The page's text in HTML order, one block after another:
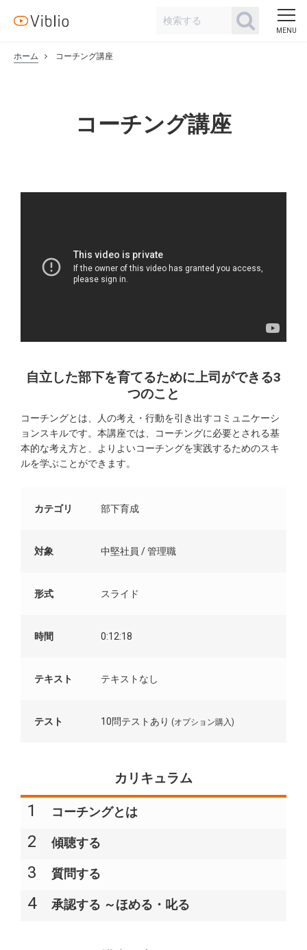
ホーム コーチング講座
コーチング講座
自立した部下を育てるために上司ができる3
つのこと
コーチングとは、人の考え・行動を引き出すコミュニケーシ
ョンスキルです。​本講座では、コーチングに必要とされる基
本的な考え方と、よりよいコーチングを実践するためのスキ
ルを学ぶことができます。​
カテゴリ 部下育成
対象 中堅社員 / 管理職
形式 スライド
時間 0:12:18
テキスト テキストなし
テスト 10問テストあり (オプション購入)
カリキュラム
1 コーチングとは​
2 傾聴する​
3 質問する​
4 承認する ～ほめる・叱る​​